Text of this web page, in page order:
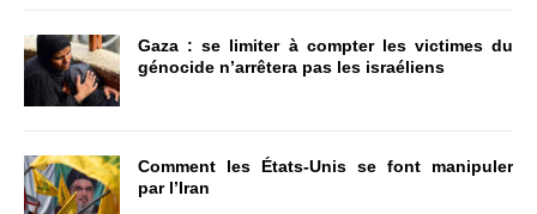
Gaza : se limiter à compter les victimes du
génocide n’arrêtera pas les israéliens
Comment les États-Unis se font manipuler
par l’Iran